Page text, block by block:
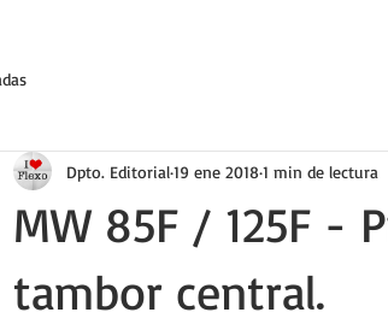
MW 85F / 125F -
tambor central.
Dpto. Editorial19 ene 20181 min de lectura